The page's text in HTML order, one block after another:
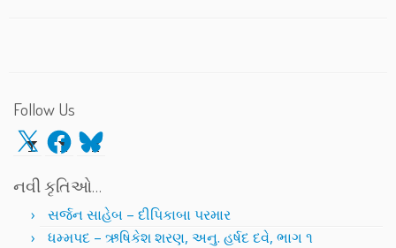
Follow Us
X Facebook
Bluesky
નવી કૃતિઓ…
સર્જન સાહેબ – દીપિકાબા પરમાર
ધમ્મપદ – ઋષિકેશ શરણ, અનુ. હર્ષદ દવે, ભાગ ૧